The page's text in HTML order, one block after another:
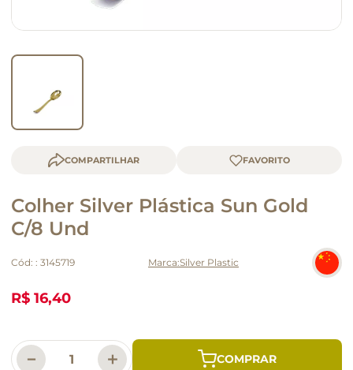
COMPARTILHAR
Colher Silver Plástica Sun Gold
C/8 Und
Cód: : 3145719 Silver Plastic
R$ 16,40
＋
－